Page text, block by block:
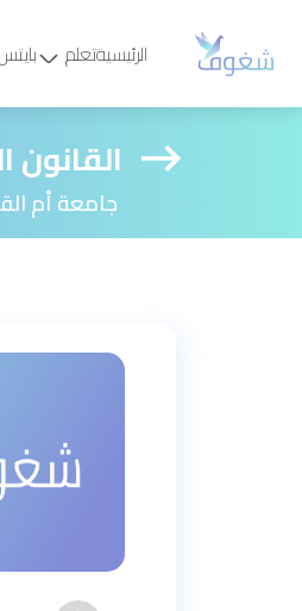
الرئيسيةتعلم
القانون
جامعة أم